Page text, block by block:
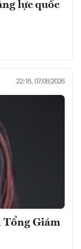
lực quốc
22:18, 07/08/2026
Tổng Giám